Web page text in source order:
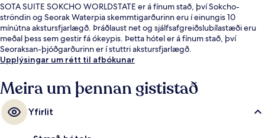
SOTA SUITE SOKCHO WORLDSTATE er á fínum stað, því Sokcho-
ströndin og Seorak Waterpia skemmtigarðurinn eru í einungis 10
mínútna akstursfjarlægð. Þráðlaust net og sjálfsafgreiðslubílastæði eru
meðal þess sem gestir fá ókeypis. Þetta hótel er á fínum stað, því
Seoraksan-þjóðgarðurinn er í stuttri akstursfjarlægð.
Upplýsingar um rétt til afbókunar
Meira um þennan gististað
Yfirlit